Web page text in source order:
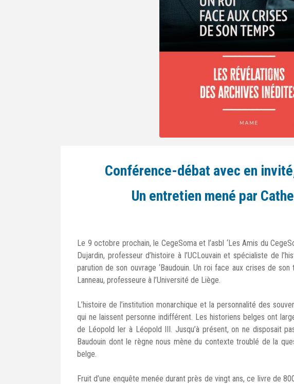
Conférence-débat avec en
Un entretien mené par
Le 9 octobre prochain, le CegeSoma et l’asbl ‘Les Amis du
Dujardin, professeur d’histoire à l’UCLouvain et spécialiste de
parution de son ouvrage ‘Baudouin. Un roi face aux crises de
Lanneau, professeure à l’Université de Liège.
L’histoire de l’institution monarchique et la personnalité des
qui ne laissent personne indifférent. Les historiens belges ont
de Léopold Ier à Léopold III. Jusqu’à présent, on ne disposait
Baudouin dont le règne nous mène du contexte troublé de la
belge.
Fruit d’une enquête menée durant près de vingt ans, ce livre de